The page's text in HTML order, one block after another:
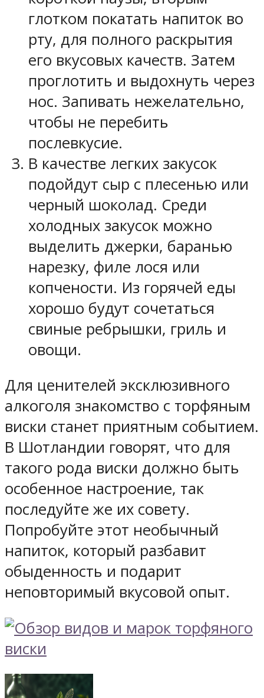
глотком покатать напиток во
рту, для полного раскрытия
его вкусовых качеств. Затем
проглотить и выдохнуть через
нос. Запивать нежелательно,
чтобы не перебить
послевкусие.
В качестве легких закусок
подойдут сыр с плесенью или
черный шоколад. Среди
холодных закусок можно
выделить джерки, баранью
нарезку, филе лося или
копчености. Из горячей еды
хорошо будут сочетаться
свиные ребрышки, гриль и
овощи.
Для ценителей эксклюзивного
алкоголя знакомство с торфяным
виски станет приятным событием.
В Шотландии говорят, что для
такого рода виски должно быть
особенное настроение, так
последуйте же их совету.
Попробуйте этот необычный
напиток, который разбавит
обыденность и подарит
неповторимый вкусовой опыт.